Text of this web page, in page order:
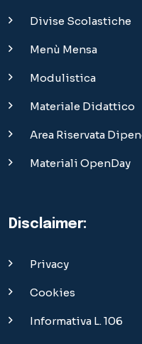
Divise Scolastiche
Menù Mensa
Modulistica
Materiale Didattico
Area Riservata
Materiali OpenDay
Disclaimer:
Privacy
Cookies
Informativa L. 106